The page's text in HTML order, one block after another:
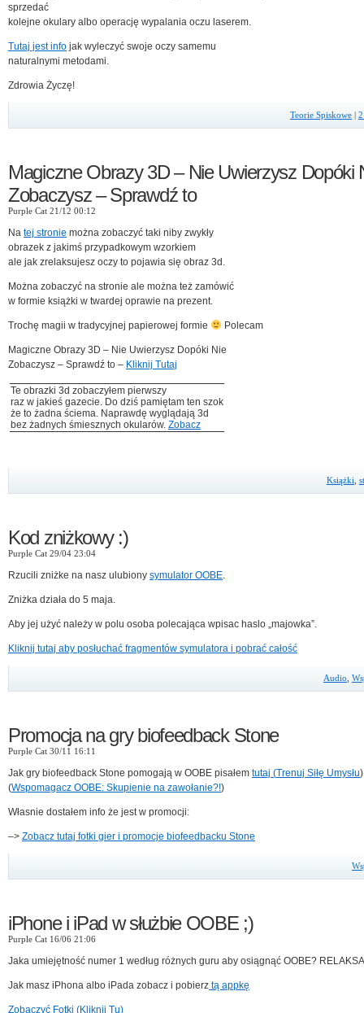
sprzedać
kolejne okulary albo operację wypalania oczu laserem.
Tutaj jest info jak wyleczyć swoje oczy samemu
naturalnymi metodami.
Zdrowia Życzę!
Teorie Spiskowe
Magiczne Obrazy 3D – Nie Uwierzysz Dopóki
Zobaczysz – Sprawdź to
Purple Cat 21/12 00:12
Na tej stronie można zobaczyć taki niby zwykły
obrazek z jakimś przypadkowym wzorkiem
ale jak zrelaksujesz oczy to pojawia się obraz 3d.
Można zobaczyć na stronie ale można też zamówić
w formie książki w twardej oprawie na prezent.
Trochę magii w tradycyjnej papierowej formie Polecam
Magiczne Obrazy 3D – Nie Uwierzysz Dopóki Nie
Zobaczysz – Sprawdź to – Kliknij Tutaj
Te obrazki 3d zobaczyłem pierwszy
raz w jakieś gazecie. Do dziś pamiętam ten szok
że to żadna ściema. Naprawdę wyglądają 3d
bez żadnych śmiesznych okularów. Zobacz
Książki
Kod zniżkowy :)
Purple Cat 29/04 23:04
Rzucili zniżke na nasz ulubiony symulator OOBE.
Zniżka działa do 5 maja.
Aby jej użyć należy w polu osoba polecająca wpisac haslo „majowka”.
Kliknij tutaj aby posłuchać fragmentów symulatora i pobrać całość
Audio
Promocja na gry biofeedback Stone
Purple Cat 30/11 16:11
Jak gry biofeedback Stone pomogają w OOBE pisałem tutaj (Trenuj Siłę Umysłu
(Wspomagacz OOBE: Skupienie na zawołanie?!)
Własnie dostałem info że jest w promocji:
–> Zobacz tutaj fotki gier i promocje biofeedbacku Stone
iPhone i iPad w służbie OOBE ;)
Purple Cat 16/06 21:06
Jaka umiejętność numer 1 według różnych guru aby osiągnąć OOBE?
Jak masz iPhona albo iPada zobacz i pobierz tą appkę
Zobaczyć Fotki (Kliknij Tu)